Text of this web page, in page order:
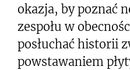
okazja, by poznać
zespołu w
posłuchać historii
powstawaniem